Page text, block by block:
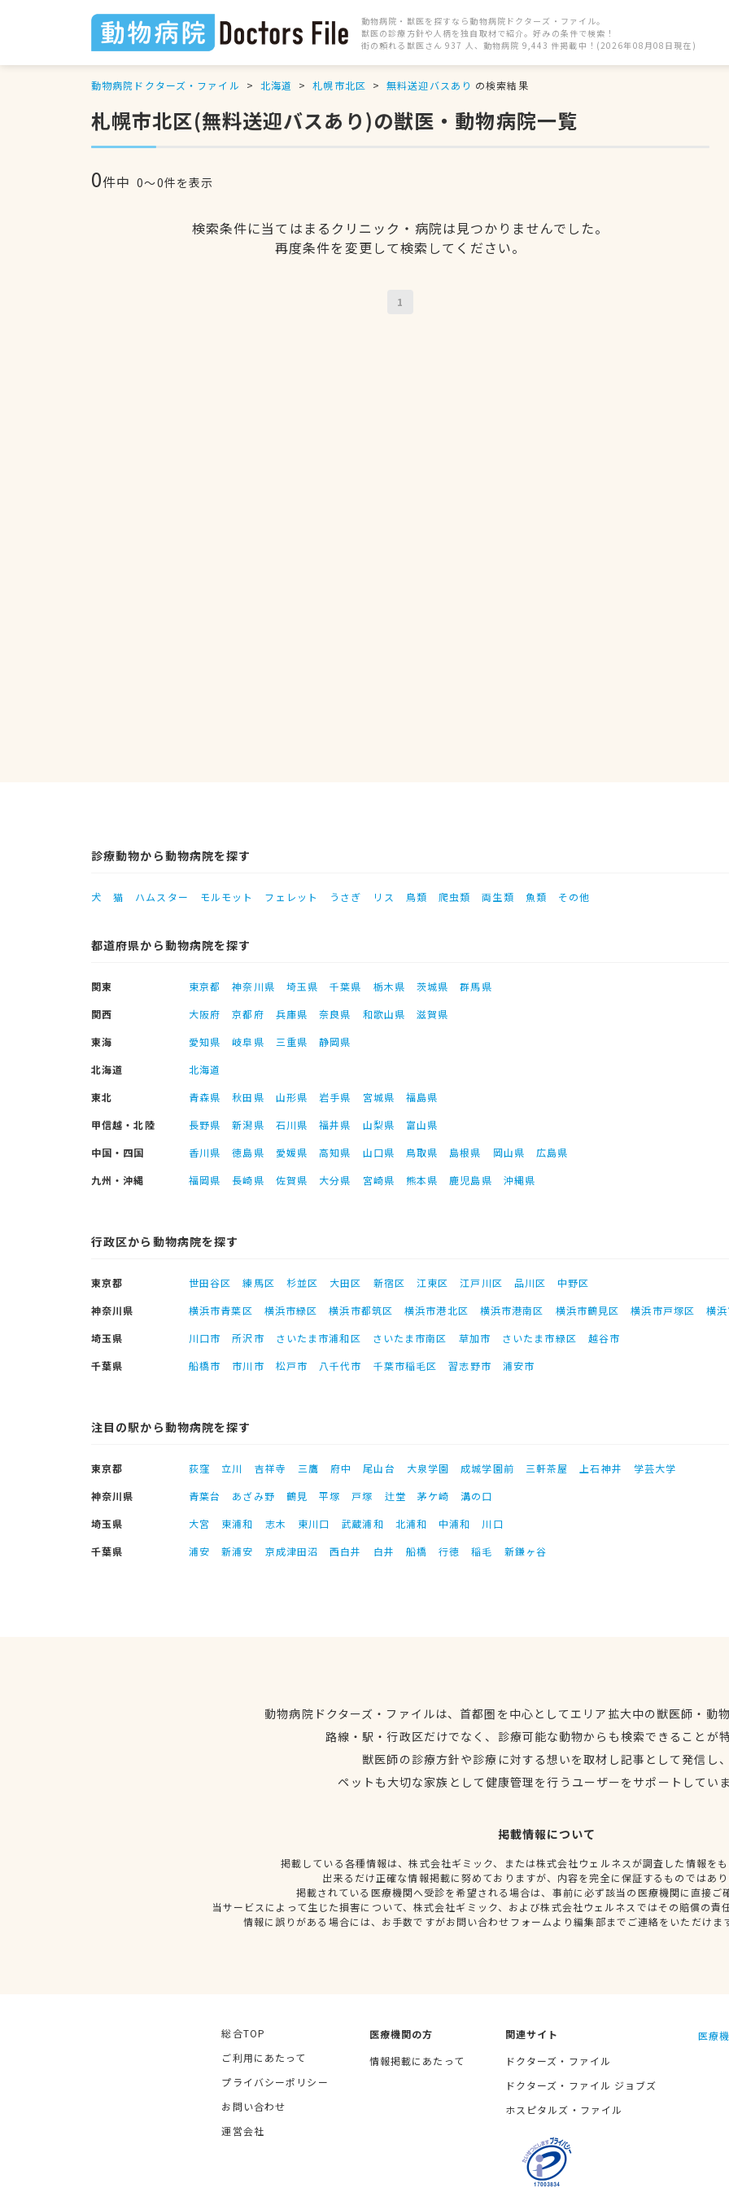
動物病院・獣医を探すなら動物病院ドクターズ・ファイル。
獣医の診療方針や人柄を独自取材で紹介。好みの条件で検索！
街の頼れる獣医さん 937 人、動物病院 9,443 件掲載中！(2026年08月08日現在)
動物病院ドクターズ・ファイル 北海道 札幌市北区 無料送迎バスあり の検索結果
札幌市北区(無料送迎バスあり)の獣医・動物病院一覧
0件中 0〜0件を表示
検索条件に当てはまるクリニック・病院は見つかりませんでした。
再度条件を変更して検索してください。
1
診療動物から動物病院を探す
犬 猫 ハムスター モルモット フェレット うさぎ リス 鳥類 爬虫類 両生類 魚類 その他
都道府県から動物病院を探す
関東 東京都 神奈川県 埼玉県 千葉県 栃木県 茨城県
群馬県
関西
大阪府 京都府 兵庫県 奈良県 和歌山県
滋賀県
東海
愛知県 岐阜県 三重県
静岡県
北海道
北海道
東北
青森県 秋田県 山形県 岩手県 宮城県
福島県
甲信越・北陸
長野県 新潟県 石川県 福井県 山梨県
富山県
中国・四国
香川県 徳島県 愛媛県 高知県 山口県 鳥取県 島根県 岡山県
広島県
九州・沖縄
福岡県 長崎県 佐賀県 大分県 宮崎県 熊本県 鹿児島県 沖縄県
行政区から動物病院を探す
東京都 世田谷区 練馬区 杉並区 大田区 新宿区 江東区 江戸川区 品川区
中野区
神奈川県
横浜市青葉区 横浜市緑区 横浜市都筑区 横浜市港北区 横浜市港南区 横浜市鶴見区 横浜市戸塚区
横
埼玉県
川口市 所沢市 さいたま市浦和区 さいたま市南区 草加市 さいたま市緑区
越谷市
千葉県
船橋市 市川市 松戸市 八千代市 千葉市稲毛区 習志野市 浦安市
注目の駅から動物病院を探す
東京都 荻窪 立川 吉祥寺 三鷹 府中 尾山台 大泉学園 成城学園前 三軒茶屋 上石神井
学芸大学
神奈川県
青葉台 あざみ野 鶴見 平塚 戸塚 辻堂 茅ケ崎
溝の口
埼玉県
大宮 東浦和 志木 東川口 武蔵浦和 北浦和 中浦和
川口
千葉県
浦安 新浦安 京成津田沼 西白井 白井 船橋 行徳 稲毛 新鎌ヶ谷
動物病院ドクターズ・ファイルは、首都圏を中心としてエリア拡大中の獣医師・動
路線・駅・行政区だけでなく、診療可能な動物からも検索できることが
獣医師の診療方針や診療に対する想いを取材し記事として発信し
ペットも大切な家族として健康管理を行うユーザーをサポートしてい
掲載情報について
掲載している各種情報は、株式会社ギミック、または株式会社ウェルネスが調査した情報を
出来るだけ正確な情報掲載に努めておりますが、内容を完全に保証するものではあ
掲載されている医療機関へ受診を希望される場合は、事前に必ず該当の医療機関に直接ご
当サービスによって生じた損害について、株式会社ギミック、および株式会社ウェルネスではその賠償の責
情報に誤りがある場合には、お手数ですがお問い合わせフォームより編集部までご連絡をいただけま
総合TOP
ご利用にあたって
プライバシーポリシー
お問い合わせ
運営会社
医療機関の方
情報掲載にあたって
関連サイト
ドクターズ・ファイル
ドクターズ・ファイル ジョブズ
ホスピタルズ・ファイル
医療